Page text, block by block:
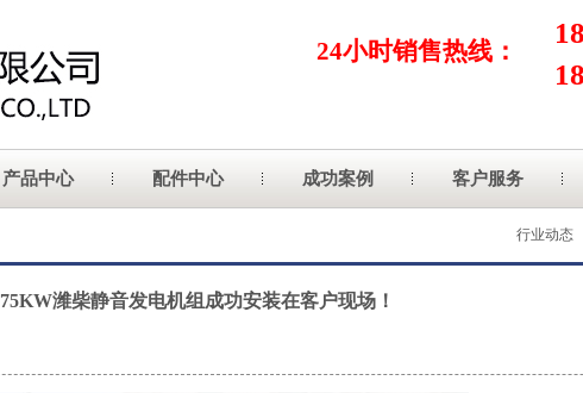
24小时销售热线：
产品中心 配件中心 成功案例 客户服务
行业动态
75KW潍柴静音发电机组成功安装在客户现场！